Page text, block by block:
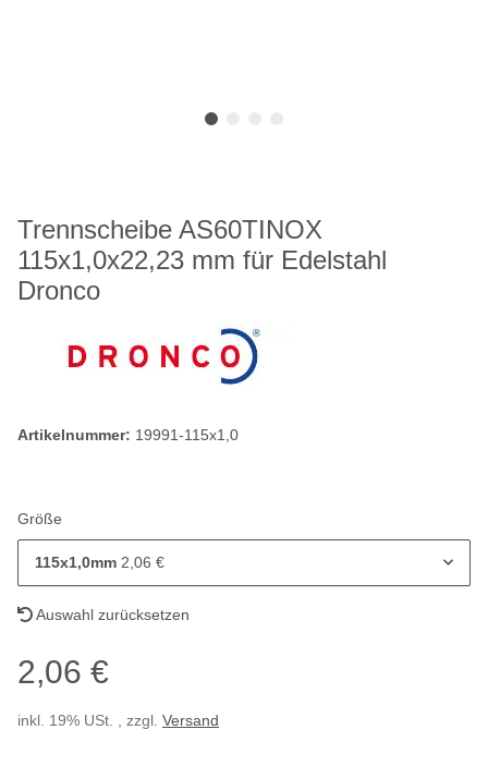
Trennscheibe AS60TINOX
115x1,0x22,23 mm für Edelstahl
Dronco
Artikelnummer: 19991-115x1,0
Größe
115x1,0mm 2,06 €
Auswahl zurücksetzen
2,06 €
inkl. 19% USt. , zzgl. Versand